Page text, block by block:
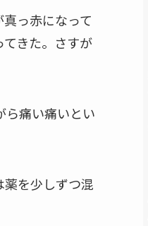
っ赤になって
きた。さすが
ら痛い痛いとい
を少しずつ混